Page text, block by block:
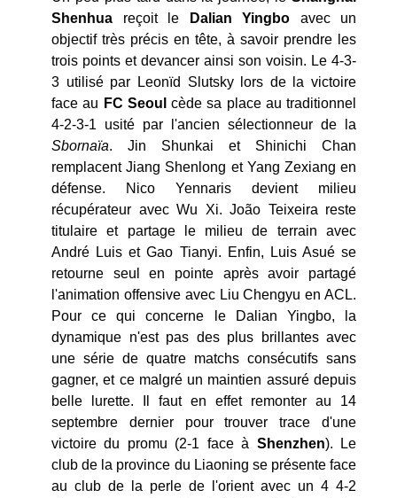
Shenhua reçoit le Dalian Yingbo avec un
objectif très précis en tête, à savoir prendre les
trois points et devancer ainsi son voisin. Le 4-3-
3 utilisé par Leonïd Slutsky lors de la victoire
face au FC Seoul cède sa place au traditionnel
4-2-3-1 usité par l'ancien sélectionneur de la
Sbornaïa. Jin Shunkai et Shinichi Chan
remplacent Jiang Shenlong et Yang Zexiang en
défense. Nico Yennaris devient milieu
récupérateur avec Wu Xi. João Teixeira reste
titulaire et partage le milieu de terrain avec
André Luis et Gao Tianyi. Enfin, Luis Asué se
retourne seul en pointe après avoir partagé
l'animation offensive avec Liu Chengyu en ACL.
Pour ce qui concerne le Dalian Yingbo, la
dynamique n'est pas des plus brillantes avec
une série de quatre matchs consécutifs sans
gagner, et ce malgré un maintien assuré depuis
belle lurette. Il faut en effet remonter au 14
septembre dernier pour trouver trace d'une
victoire du promu (2-1 face à Shenzhen). Le
club de la province du Liaoning se présente face
au club de la perle de l'orient avec un 4 4-2